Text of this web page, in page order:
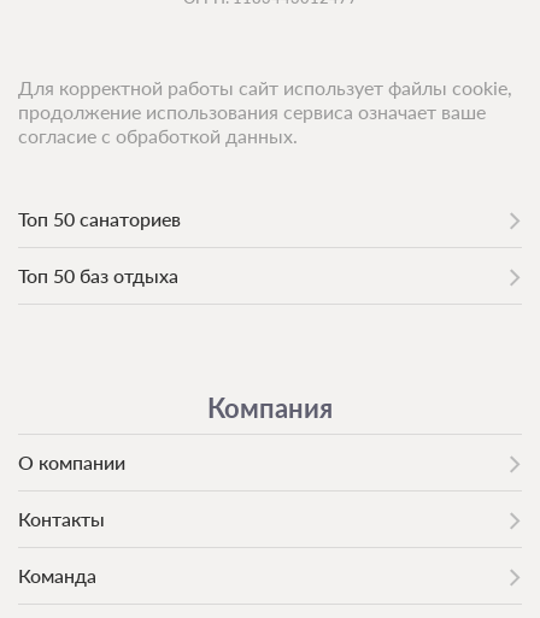
Топ 50 санаториев
Топ 50 баз отдыха
Компания
О компании
Контакты
Команда
Для корректной работы сайт использует файлы cookie,
продолжение использования сервиса означает ваше
согласие с обработкой данных.